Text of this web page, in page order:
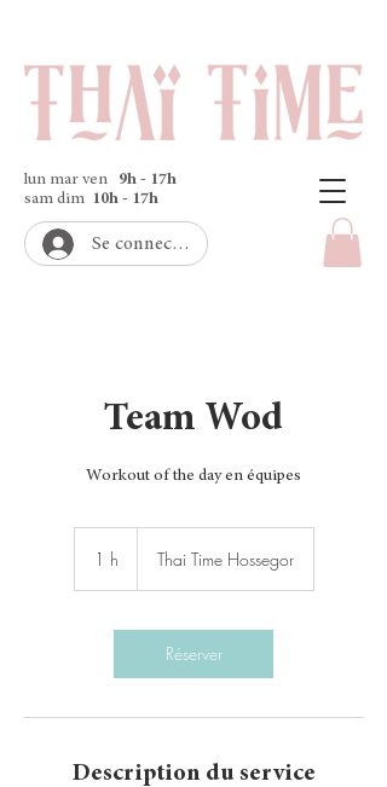
Se connecter
lun mar ven 9h - 17h
sam dim 10h - 17h
Team Wod
Workout of the day en équipes
1 h Thai Time Hossegor
Réserver
Description du service